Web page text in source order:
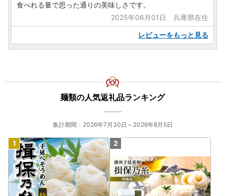
食べれる量で思った通りの美味しさです。
2025年06月01日 兵庫県在住
レビューをもっと見る
麺類の人気返礼品ランキング
集計期間：2026年7月30日～2026年8月5日